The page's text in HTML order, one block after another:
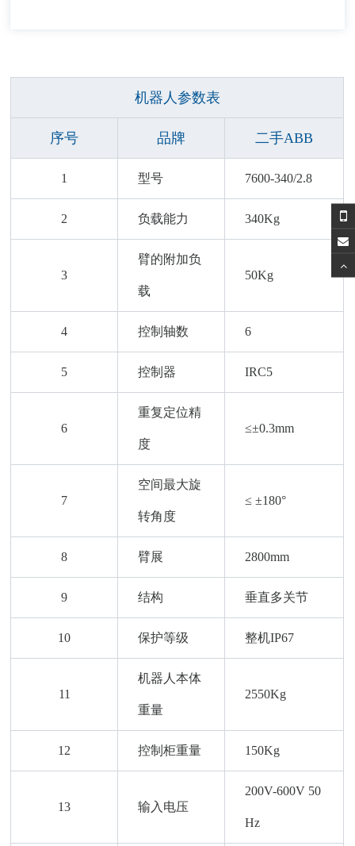
机器人参数表
序号 品牌 二手ABB
1 型号 7600-340/2.8
2 负载能力 340Kg
3
臂的附加负
载
50Kg
4 控制轴数 6
5 控制器 IRC5
6
重复定位精
度
≤±0.3mm
7
空间最大旋
转角度
≤ ±180°
8 臂展 2800mm
9 结构 垂直多关节
10 保护等级 整机IP67
11
机器人本体
重量
2550Kg
12 控制柜重量 150Kg
13 输入电压
200V-600V 50
Hz